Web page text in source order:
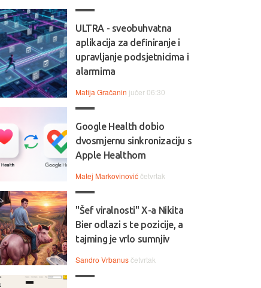
ULTRA - sveobuhvatna
aplikacija za definiranje i
upravljanje podsjetnicima i
alarmima
Matija Gračanin jučer 06:30
Google Health dobio
dvosmjernu sinkronizaciju s
Apple Healthom
Matej Markovinovićčetvrtak
"Šef viralnosti" X-a Nikita
Bier odlazi s te pozicije, a
tajming je vrlo sumnjiv
Sandro Vrbanusčetvrtak